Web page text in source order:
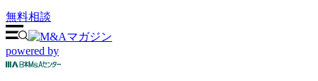
無料相談
powered by